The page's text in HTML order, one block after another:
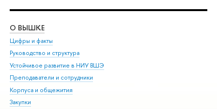
О ВЫШКЕ
Цифры и факты
Руководство и структура
Устойчивое развитие в НИУ ВШЭ
Преподаватели и сотрудники
Корпуса и общежития
Закупки